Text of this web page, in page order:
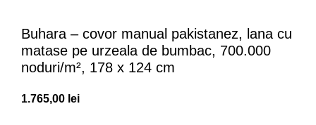
Buhara – covor manual pakistanez, lana cu
matase pe urzeala de bumbac, 700.000
noduri/m², 178 x 124 cm
1.765,00 lei